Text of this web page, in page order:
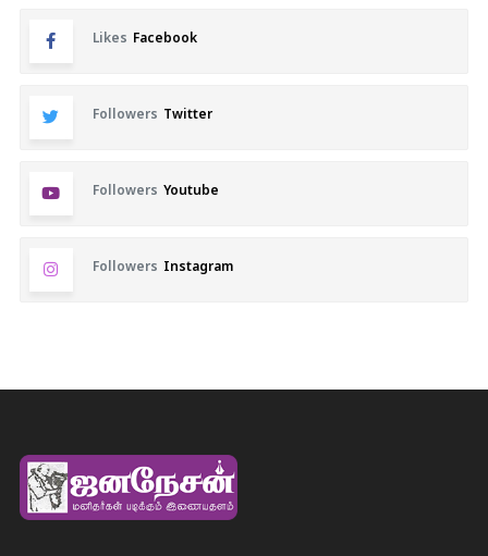
Likes Facebook
Followers Twitter
Followers Youtube
Followers Instagram